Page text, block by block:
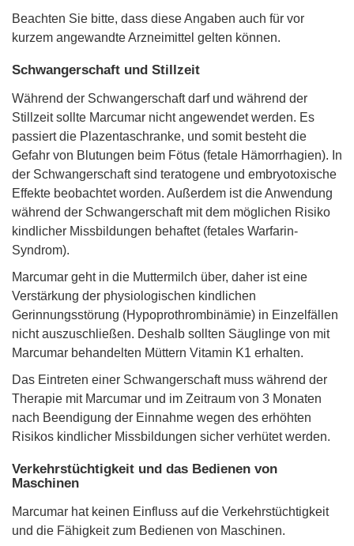
Beachten Sie bitte, dass diese Angaben auch für vor
kurzem angewandte Arzneimittel gelten können.
Schwangerschaft und Stillzeit
Während der Schwangerschaft darf und während der
Stillzeit sollte Marcumar nicht angewendet werden. Es
passiert die Plazentaschranke, und somit besteht die
Gefahr von Blutungen beim Fötus (fetale Hämorrhagien). In
der Schwangerschaft sind teratogene und embryotoxische
Effekte beobachtet worden. Außerdem ist die Anwendung
während der Schwangerschaft mit dem möglichen Risiko
kindlicher Missbildungen behaftet (fetales Warfarin-
Syndrom).
Marcumar geht in die Muttermilch über, daher ist eine
Verstärkung der physiologischen kindlichen
Gerinnungsstörung (Hypoprothrombinämie) in Einzelfällen
nicht auszuschließen. Deshalb sollten Säuglinge von mit
Marcumar behandelten Müttern Vitamin K1 erhalten.
Das Eintreten einer Schwangerschaft muss während der
Therapie mit Marcumar und im Zeitraum von 3 Monaten
nach Beendigung der Einnahme wegen des erhöhten
Risikos kindlicher Missbildungen sicher verhütet werden.
Verkehrstüchtigkeit und das Bedienen von
Maschinen
Marcumar hat keinen Einfluss auf die Verkehrstüchtigkeit
und die Fähigkeit zum Bedienen von Maschinen.